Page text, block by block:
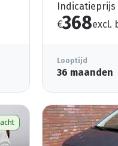
Indicatieprijs
€368excl.
Looptijd
36 maanden